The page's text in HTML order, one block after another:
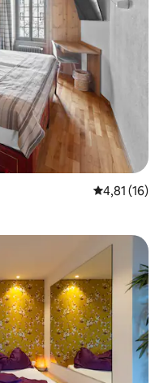
Nilai rata-
4,81 (16)